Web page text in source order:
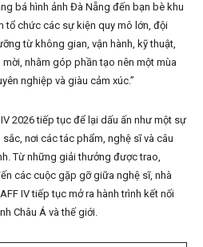
bá hình ảnh Đà Nẵng đến bạn bè khu
tổ chức các sự kiện quy mô lớn, đội
từ không gian, vận hành, kỹ thuật,
nhằm góp phần tạo nên một mùa
nghiệp và giàu cảm xúc.”
2026 tiếp tục để lại dấu ấn như một sự
nơi các tác phẩm, nghệ sĩ và câu
Từ những giải thưởng được trao,
các cuộc gặp gỡ giữa nghệ sĩ, nhà
IV tiếp tục mở ra hành trình kết nối
Châu Á và thế giới.